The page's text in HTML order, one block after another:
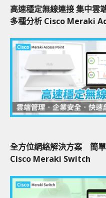
高速穩定無線連接 集中
多種分析 Cisco Meraki
全方位網絡解決方案
Cisco Meraki Switch